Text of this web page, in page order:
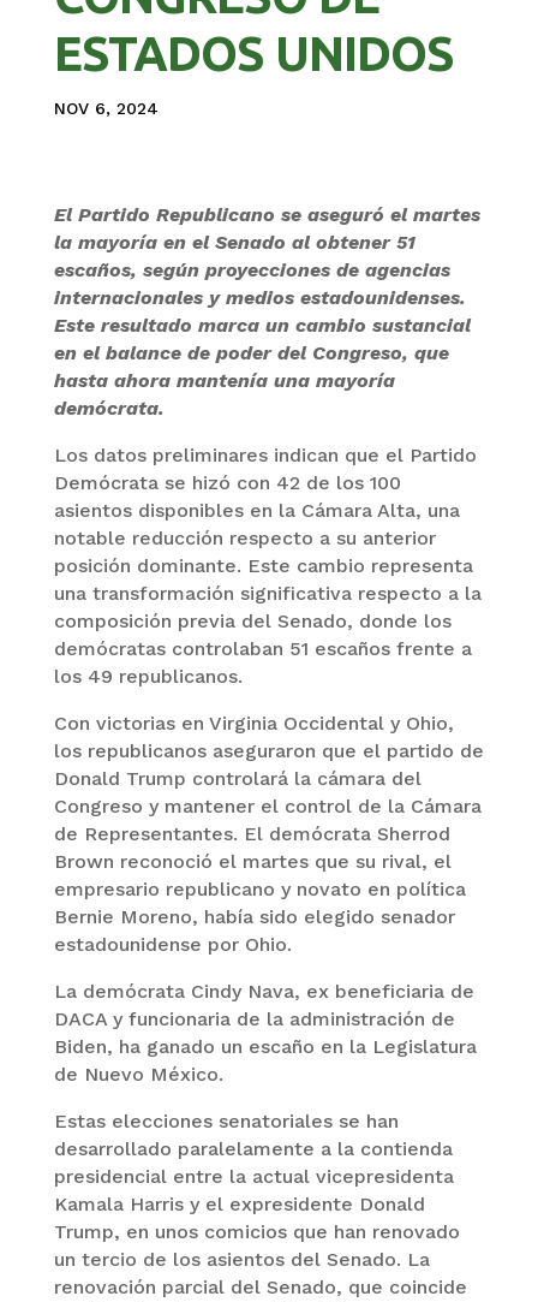
ESTADOS UNIDOS
NOV 6, 2024
El Partido Republicano se aseguró el martes
la mayoría en el Senado al obtener 51
escaños, según proyecciones de agencias
internacionales y medios estadounidenses.
Este resultado marca un cambio sustancial
en el balance de poder del Congreso, que
hasta ahora mantenía una mayoría
demócrata.
Los datos preliminares indican que el Partido
Demócrata se hizó con 42 de los 100
asientos disponibles en la Cámara Alta, una
notable reducción respecto a su anterior
posición dominante. Este cambio representa
una transformación significativa respecto a la
composición previa del Senado, donde los
demócratas controlaban 51 escaños frente a
los 49 republicanos.
Con victorias en Virginia Occidental y Ohio,
los republicanos aseguraron que el partido de
Donald Trump controlará la cámara del
Congreso y mantener el control de la Cámara
de Representantes. El demócrata Sherrod
Brown reconoció el martes que su rival, el
empresario republicano y novato en política
Bernie Moreno, había sido elegido senador
estadounidense por Ohio.
La demócrata Cindy Nava, ex beneficiaria de
DACA y funcionaria de la administración de
Biden, ha ganado un escaño en la Legislatura
de Nuevo México.
Estas elecciones senatoriales se han
desarrollado paralelamente a la contienda
presidencial entre la actual vicepresidenta
Kamala Harris y el expresidente Donald
Trump, en unos comicios que han renovado
un tercio de los asientos del Senado. La
renovación parcial del Senado, que coincide